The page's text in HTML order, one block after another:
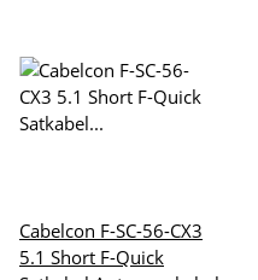
Cabelcon F-SC-56-CX3
5.1 Short F-Quick